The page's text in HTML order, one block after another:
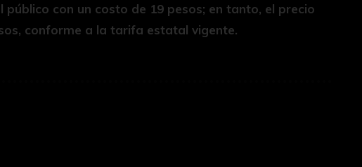
con un costo de 19 pesos; en tanto, el precio
conforme a la tarifa estatal vigente.